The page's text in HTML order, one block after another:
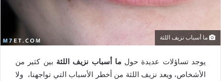
ما أسباب نزيف اللثة
يوجد تساؤلات عديدة حولما أسباب نزيف اللثة بين كثير من
الأشخاص، ويعد نزيف اللثة من أخطر الأسباب التي تواجهنا، ولا